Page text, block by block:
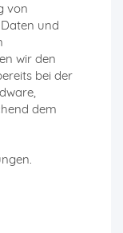
von
und
wir den
bei der
dem